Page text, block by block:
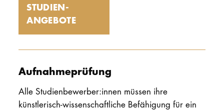
STUDIEN­
ANGEBOTE
Aufnahmeprüfung
Alle Studienbewerber:innen müssen ihre
künstlerisch-wissenschaftliche Befähigung für ein